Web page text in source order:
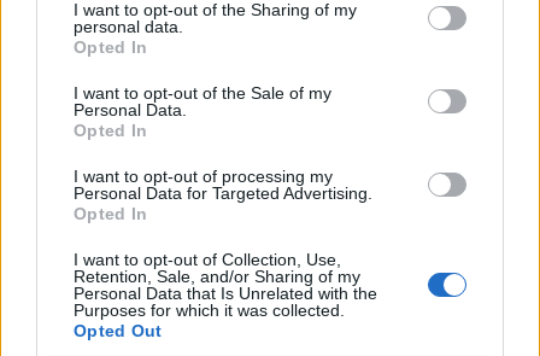
I want to opt-out of the Sharing of my
personal data.
Opted In
I want to opt-out of the Sale of my
Personal Data.
Opted In
I want to opt-out of processing my
Personal Data for Targeted Advertising.
Opted In
I want to opt-out of Collection, Use,
Retention, Sale, and/or Sharing of my
Personal Data that Is Unrelated with the
Purposes for which it was collected.
Opted Out
Η φράση - κλειδί του
ζωδίου σου για
σήμερα, 14/3
Η φράση - κλειδί του
ζωδίου σου για